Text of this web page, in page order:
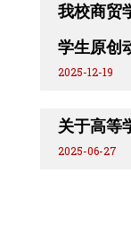
我校商贸
学生原创
2025-12-19
关于高等
2025-06-27